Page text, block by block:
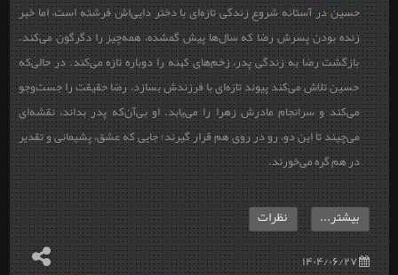
حسین در آستانه شروع زندگی تازه‌ای با دختر دایی‌اش فرشته است، اما خبر
زنده بودن پسرش رضا که سال‌ها پیش گمشده، همه‌چیز را دگرگون می‌کند.
بازگشت رضا به زندگی پدر، زخم‌های کهنه را دوباره تازه می‌کند. در حالی‌که
حسین تلاش می‌کند پیوند تازه‌ای با فرزندش بسازد، رضا حقیقت را جست‌وجو
می‌کند و سرانجام مادرش زهرا را می‌یابد. او بی‌آن‌که پدر بداند، نقشه‌ای
می‌چیند تا این دو، رو در روی هم قرار گیرند؛ جایی که عشق، پشیمانی و تقدیر
در هم گره می‌خورند.
۱۴۰۴/۰۶/۲۷
بیشتر... نظرات